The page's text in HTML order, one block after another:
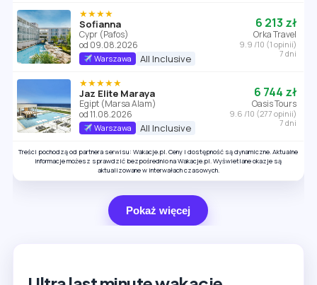
★★★★
Sofianna
Cypr (Pafos)
od 09.08.2026
Warszawa All Inclusive
6 213 zł
Orka Travel
9.9 /10 (1 opinii)
7 dni
★★★★★
Jaz Elite Maraya
Egipt (Marsa Alam)
od 11.08.2026
Warszawa All Inclusive
6 744 zł
Oasis Tours
9.6 /10 (277 opinii)
7 dni
Treści pochodzą od partnera serwisu: Wakacje.pl. Ceny i dostępność są dynamiczne. Aktualne
informacje możesz sprawdzić bezpośrednio na Wakacje.pl. Wyświetlane okazje są
aktualizowane w interwałach czasowych.
Pokaż więcej